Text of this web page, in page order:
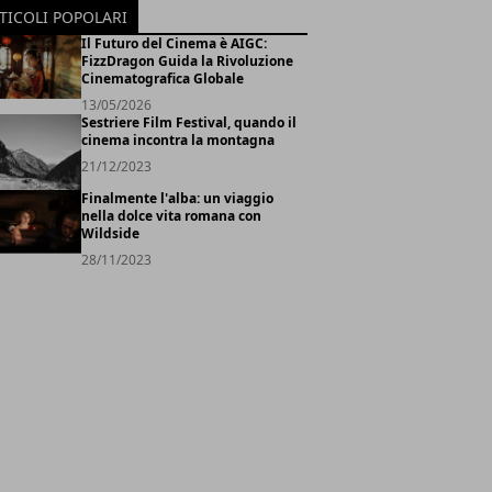
POPOLARI
Il Futuro del Cinema è AIGC:
FizzDragon Guida la Rivoluzione
Cinematografica Globale
13/05/2026
Sestriere Film Festival, quando il
cinema incontra la montagna
21/12/2023
Finalmente l'alba: un viaggio
nella dolce vita romana con
Wildside
28/11/2023